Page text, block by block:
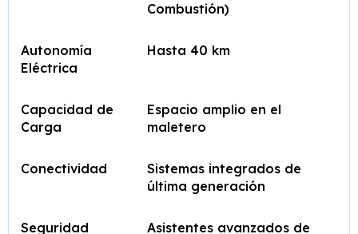
Combustión)
Autonomía
Eléctrica
Hasta 40 km
Capacidad de
Carga
Espacio amplio en el
maletero
Conectividad
Sistemas integrados de
última generación
Seguridad Asistentes avanzados de